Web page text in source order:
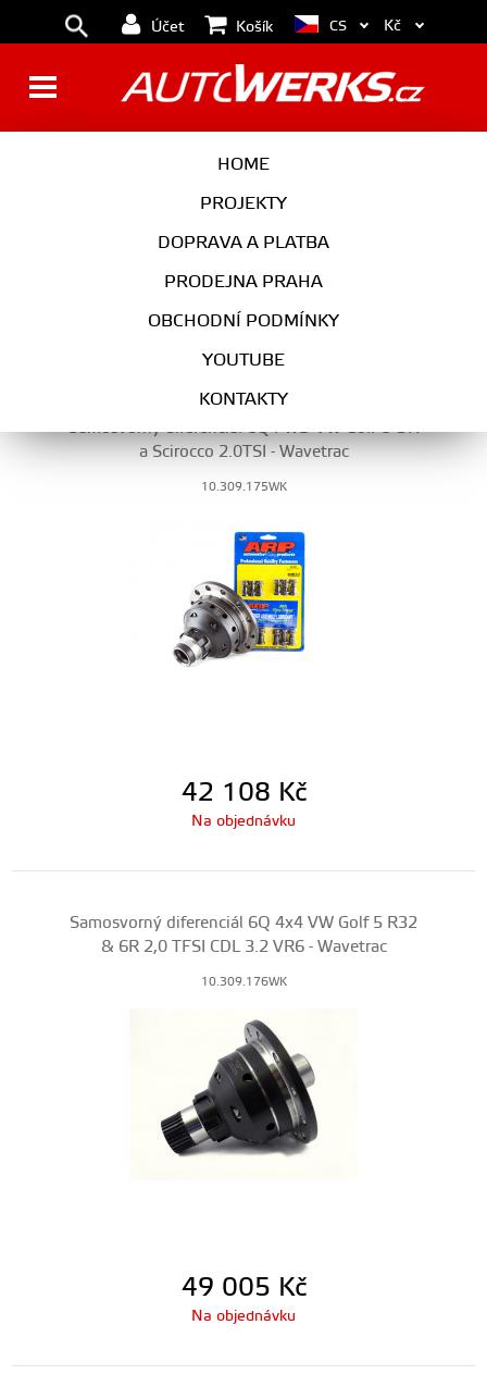
Účet Košík
HOME
PROJEKTY
DOPRAVA A PLATBA
PRODEJNA PRAHA
OBCHODNÍ PODMÍNKY
YOUTUBE
KONTAKTY
CS Kč
PŘEVODOVKA
PŘEVODOVKA
Samosvorný diferenciál 6Q FWD VW Golf 6 GTI
a Scirocco 2.0TSI - Wavetrac
10.309.175WK
42 108 Kč
Na objednávku
Samosvorný diferenciál 6Q 4x4 VW Golf 5 R32
& 6R 2,0 TFSI CDL 3.2 VR6 - Wavetrac
10.309.176WK
49 005 Kč
Na objednávku